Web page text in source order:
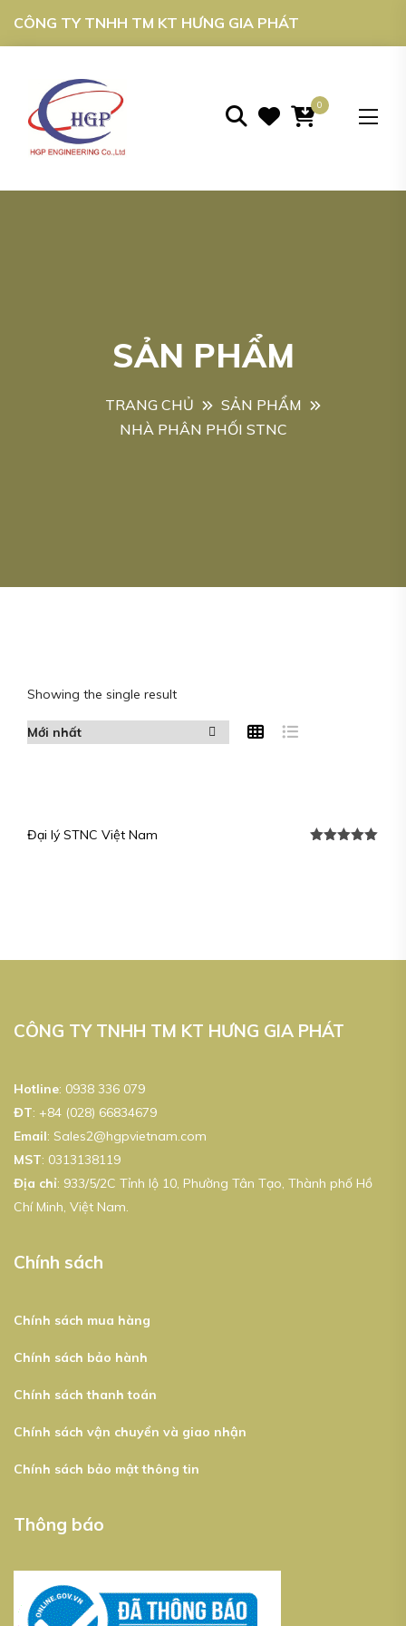
CÔNG TY TNHH TM KT HƯNG GIA PHÁT
0
SẢN PHẨM
TRANG CHỦ
SẢN PHẨM
NHÀ PHÂN PHỐI STNC
Showing the single result
Đại lý STNC Việt Nam
CÔNG TY TNHH TM KT HƯNG GIA PHÁT
Hotline: 0938 336 079
ĐT: +84 (028) 66834679
Email: Sales2@hgpvietnam.com
MST: 0313138119
Địa chỉ: 933/5/2C Tỉnh lộ 10, Phường Tân Tạo, Thành phố Hồ
Chí Minh, Việt Nam.
Chính sách
Chính sách mua hàng
Chính sách bảo hành
Chính sách thanh toán
Chính sách vận chuyển và giao nhận
Chính sách bảo mật thông tin
Thông báo